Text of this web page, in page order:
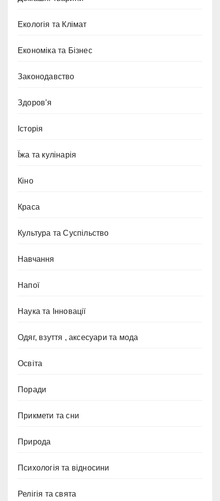
Екологія та Клімат
Економіка та Бізнес
Законодавство
Здоров’я
Історія
Їжа та кулінарія
Кіно
Краса
Культура та Суспільство
Навчання
Напої
Наука та Інновації
Одяг, взуття , аксесуари та мода
Освіта
Поради
Прикмети та сни
Природа
Психологія та відносини
Релігія та свята